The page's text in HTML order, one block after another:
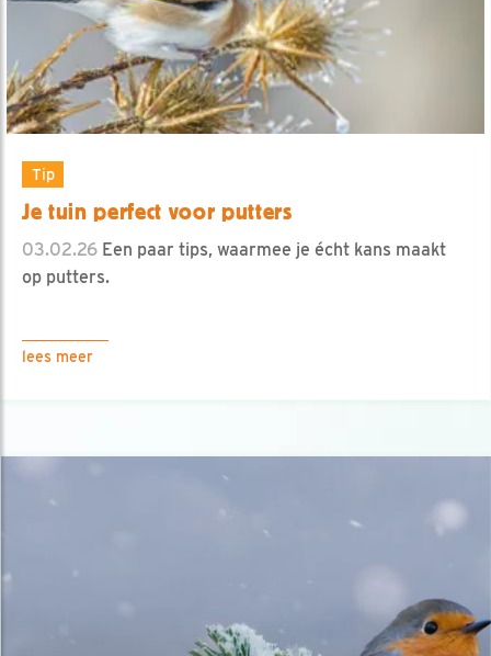
Tip
Je tuin perfect voor putters
03.02.26 Een paar tips, waarmee je écht kans maakt
op putters.
lees meer